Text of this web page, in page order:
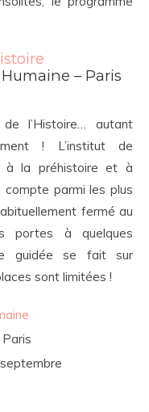
– Paris
l’Histoire… autant
! L’institut de
à la préhistoire et à
compte parmi les plus
fermé au
portes à quelques
guidée se fait sur
sont limitées !